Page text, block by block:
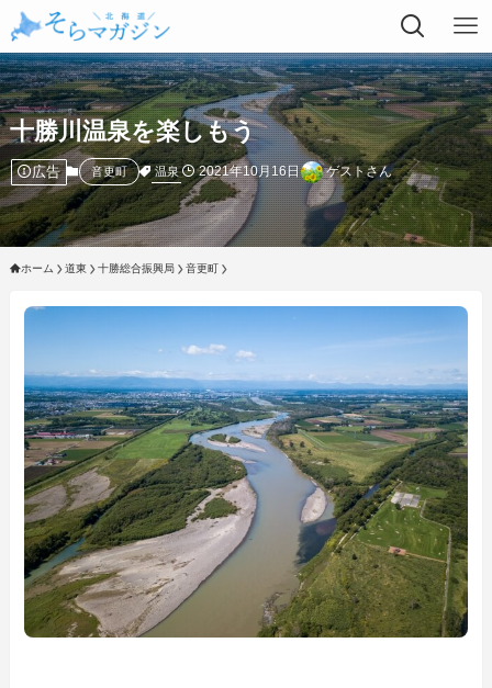
十勝川温泉を楽しもう
広告 音更町 温泉 2021年10月16日 ゲストさん
ホーム 道東 十勝総合振興局 音更町